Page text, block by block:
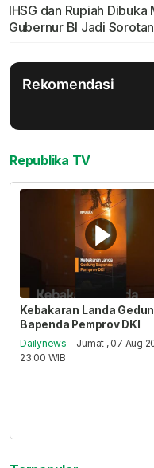
IHSG dan Rupiah
Gubernur BI Jadi Sorotan
Rekomendasi
Republika TV
Kebakaran Landa
Bapenda Pemprov DKI
Dailynews - Jumat , 07 Aug
23:00 WIB